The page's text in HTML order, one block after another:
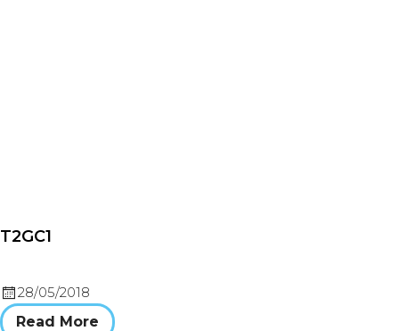
T2GC1
28/05/2018
Read More